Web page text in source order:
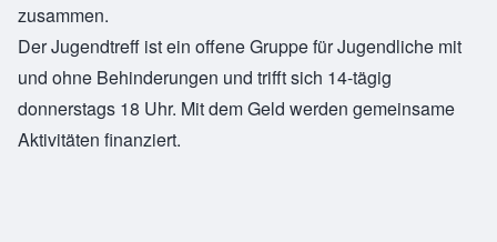
zusammen.
Der Jugendtreff ist ein offene Gruppe für Jugendliche mit
und ohne Behinderungen und trifft sich 14-tägig
donnerstags 18 Uhr. Mit dem Geld werden gemeinsame
Aktivitäten finanziert.